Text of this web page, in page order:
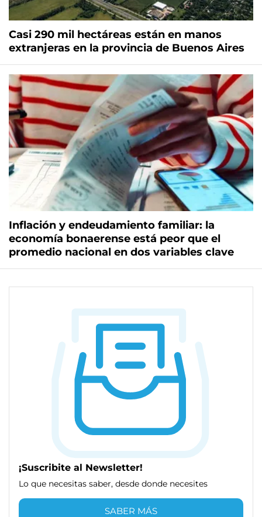
Casi 290 mil hectáreas están en manos
extranjeras en la provincia de Buenos Aires
Inflación y endeudamiento familiar: la
economía bonaerense está peor que el
promedio nacional en dos variables clave
¡Suscribite al Newsletter!
Lo que necesitas saber, desde donde necesites
SABER MÁS